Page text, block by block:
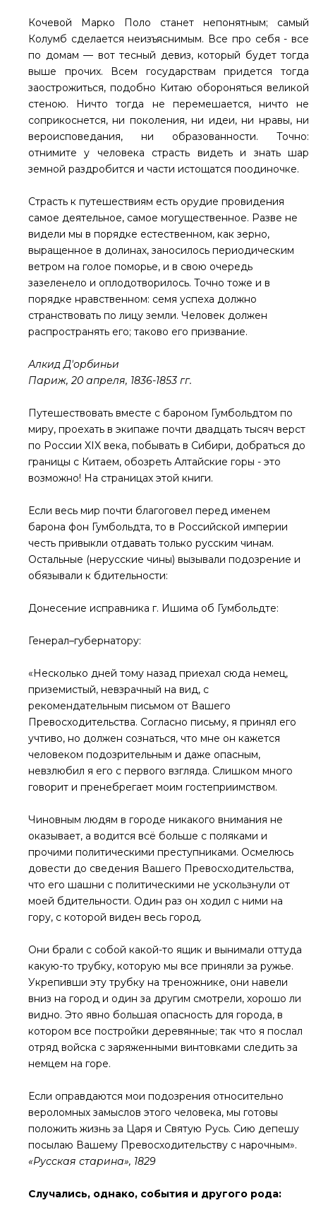
Кочевой Марко Поло станет непонятным; самый
Колумб сделается неизъяснимым. Все про себя - все
по домам — вот тесный девиз, который будет тогда
выше прочих. Всем государствам придется тогда
заострожиться, подобно Китаю обороняться великой
стеною. Ничто тогда не перемешается, ничто не
соприкоснется, ни поколения, ни идеи, ни нравы, ни
вероисповедания, ни образованности. Точно:
отнимите у человека страсть видеть и знать шар
земной раздробится и части истощатся поодиночке.
Страсть к путешествиям есть орудие провидения
самое деятельное, самое могущественное. Разве не
видели мы в порядке естественном, как зерно,
выращенное в долинах, заносилось периодическим
ветром на голое поморье, и в свою очередь
зазеленело и оплодотворилось. Точно тоже и в
порядке нравственном: семя успеха должно
странствовать по лицу земли. Человек должен
распространять его; таково его призвание.
Алкид Д'орбиньи
Париж, 20 апреля, 1836-1853 гг.
Путешествовать вместе с бароном Гумбольдтом по
миру, проехать в экипаже почти двадцать тысяч верст
по России XIX века, побывать в Сибири, добраться до
границы с Китаем, обозреть Алтайские горы - это
возможно! На страницах этой книги.
Если весь мир почти благоговел перед именем
барона фон Гумбольдта, то в Российской империи
честь привыкли отдавать только русским чинам.
Остальные (нерусские чины) вызывали подозрение и
обязывали к бдительности:
Донесение исправника г. Ишима об Гумбольдте:
Генерал–губернатору:
«Несколько дней тому назад приехал сюда немец,
приземистый, невзрачный на вид, с
рекомендательным письмом от Вашего
Превосходительства. Согласно письму, я принял его
учтиво, но должен сознаться, что мне он кажется
человеком подозрительным и даже опасным,
невзлюбил я его с первого взгляда. Слишком много
говорит и пренебрегает моим гостеприимством.
Чиновным людям в городе никакого внимания не
оказывает, а водится всё больше с поляками и
прочими политическими преступниками. Осмелюсь
довести до сведения Вашего Превосходительства,
что его шашни с политическими не ускользнули от
моей бдительности. Один раз он ходил с ними на
гору, с которой виден весь город.
Они брали с собой какой-то ящик и вынимали оттуда
какую-то трубку, которую мы все приняли за ружье.
Укрепивши эту трубку на треножнике, они навели
вниз на город и один за другим смотрели, хорошо ли
видно. Это явно большая опасность для города, в
котором все постройки деревянные; так что я послал
отряд войска с заряженными винтовками следить за
немцем на горе.
Если оправдаются мои подозрения относительно
вероломных замыслов этого человека, мы готовы
положить жизнь за Царя и Святую Русь. Сию депешу
посылаю Вашему Превосходительству с нарочным».
«Русская старина», 1829
Случались, однако, события и другого рода: